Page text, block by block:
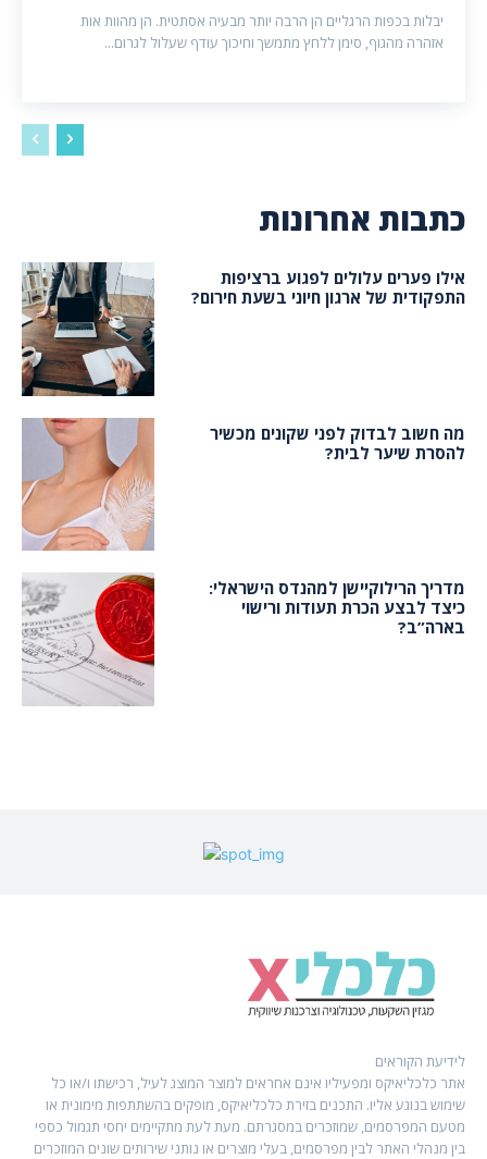
יבלות בכפות הרגליים הן הרבה יותר מבעיה אסתטית. הן מהוות אות
אזהרה מהגוף, סימן ללחץ מתמשך וחיכוך עודף שעלול לגרום...
כתבות אחרונות
אילו פערים עלולים לפגוע ברציפות
התפקודית של ארגון חיוני בשעת חירום?
מה חשוב לבדוק לפני שקונים מכשיר
להסרת שיער לבית?
מדריך הרילוקיישן למהנדס הישראלי:
כיצד לבצע הכרת תעודות ורישוי
בארה”ב?
לידיעת הקוראים
אתר כלכליאיקס ומפעיליו אינם אחראים למוצר המוצג לעיל, רכישתו ו/או כל
שימוש בנוגע אליו. התכנים בזירת כלכליאיקס, מופקים בהשתתפות מימונית או
מטעם המפרסמים, שמוזכרים במסגרתם. מעת לעת מתקיימים יחסי תגמול כספי
בין מנהלי האתר לבין מפרסמים, בעלי מוצרים או נותני שירותים שונים המוזכרים